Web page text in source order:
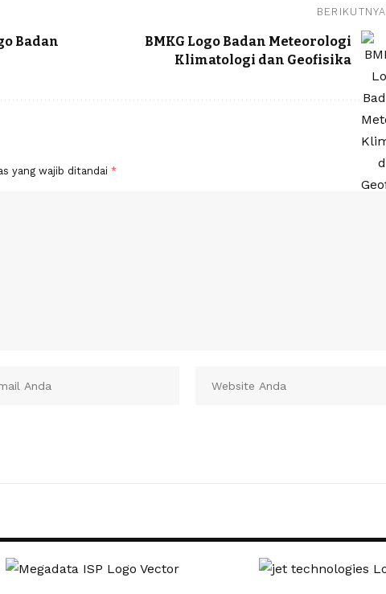
Badan
BERIKUTNYA
BMKG Logo Badan Meteorologi
Klimatologi dan Geofisika
yang wajib ditandai *